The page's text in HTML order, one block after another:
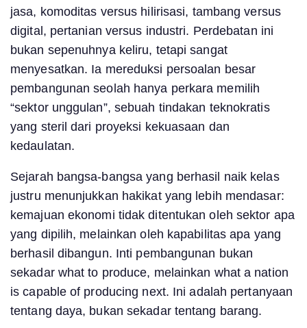
jasa, komoditas versus hilirisasi, tambang versus
digital, pertanian versus industri. Perdebatan ini
bukan sepenuhnya keliru, tetapi sangat
menyesatkan. Ia mereduksi persoalan besar
pembangunan seolah hanya perkara memilih
“sektor unggulan”, sebuah tindakan teknokratis
yang steril dari proyeksi kekuasaan dan
kedaulatan.
Sejarah bangsa-bangsa yang berhasil naik kelas
justru menunjukkan hakikat yang lebih mendasar:
kemajuan ekonomi tidak ditentukan oleh sektor apa
yang dipilih, melainkan oleh kapabilitas apa yang
berhasil dibangun. Inti pembangunan bukan
sekadar what to produce, melainkan what a nation
is capable of producing next. Ini adalah pertanyaan
tentang daya, bukan sekadar tentang barang.